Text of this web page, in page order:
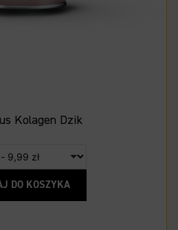
Kolagen Dzik
DO KOSZYKA